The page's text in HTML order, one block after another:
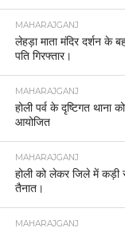
MAHARAJGANJ
लेहड़ा माता मंदिर दर्शन के
पति गिरफ्तार।
MAHARAJGANJ
होली पर्व के दृष्टिगत थाना
आयोजित
MAHARAJGANJ
होली को लेकर जिले में कड़ी
तैनात।
MAHARAJGANJ